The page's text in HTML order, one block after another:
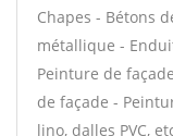
Chapes - Bétons
métallique -
Peinture de
de façade -
lino, dalles PVC,